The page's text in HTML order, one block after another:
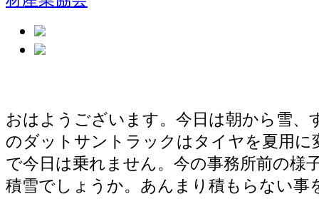
おはようございます。今日は朝から雪、
のダットサントラックはタイヤを夏用に
で今日は乗れません。今の事務所前の様
積雪でしょうか。あんまり積もらない事